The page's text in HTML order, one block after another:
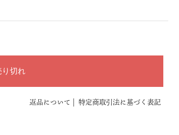
返品について | 特定商取引法に基づく表記